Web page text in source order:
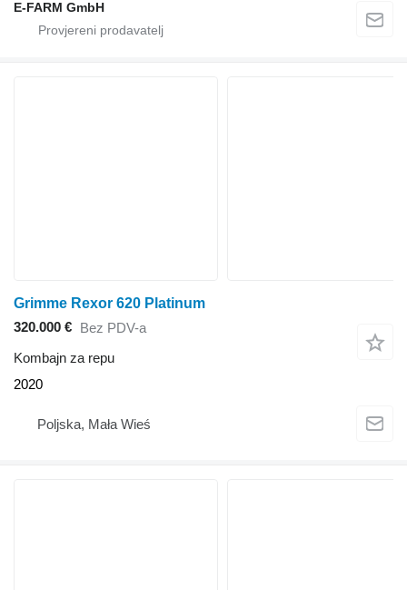
E-FARM GmbH
Grimme Rexor 620 Platinum
320.000 € Bez PDV-a
Kombajn za repu
2020
Poljska, Mała Wieś